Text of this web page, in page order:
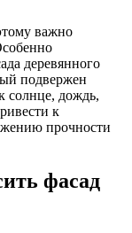
важно
деревянного
подвержен
солнце, дождь,
к
прочности
фасад